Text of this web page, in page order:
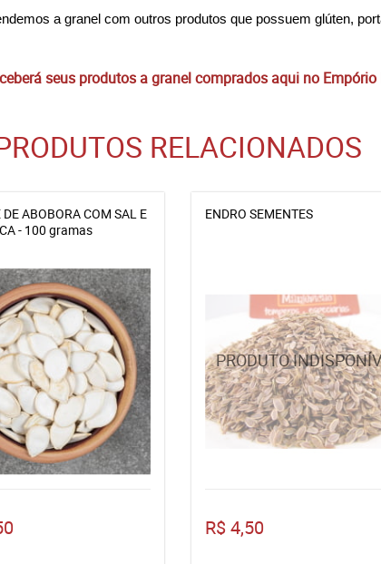
a granel com outros produtos que possuem glúten,
seus produtos a granel comprados aqui no
RELACIONADOS
ABOBORA COM SAL E
- 100 gramas
ENDRO SEMENTES
R$ 4,50